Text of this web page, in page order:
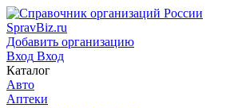
SpravBiz.ru
Добавить организацию
Вход Вход
Каталог
Авто
Аптеки